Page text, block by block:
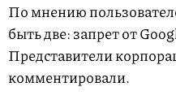
По мнению
быть две: запрет от
Представители
комментировали.